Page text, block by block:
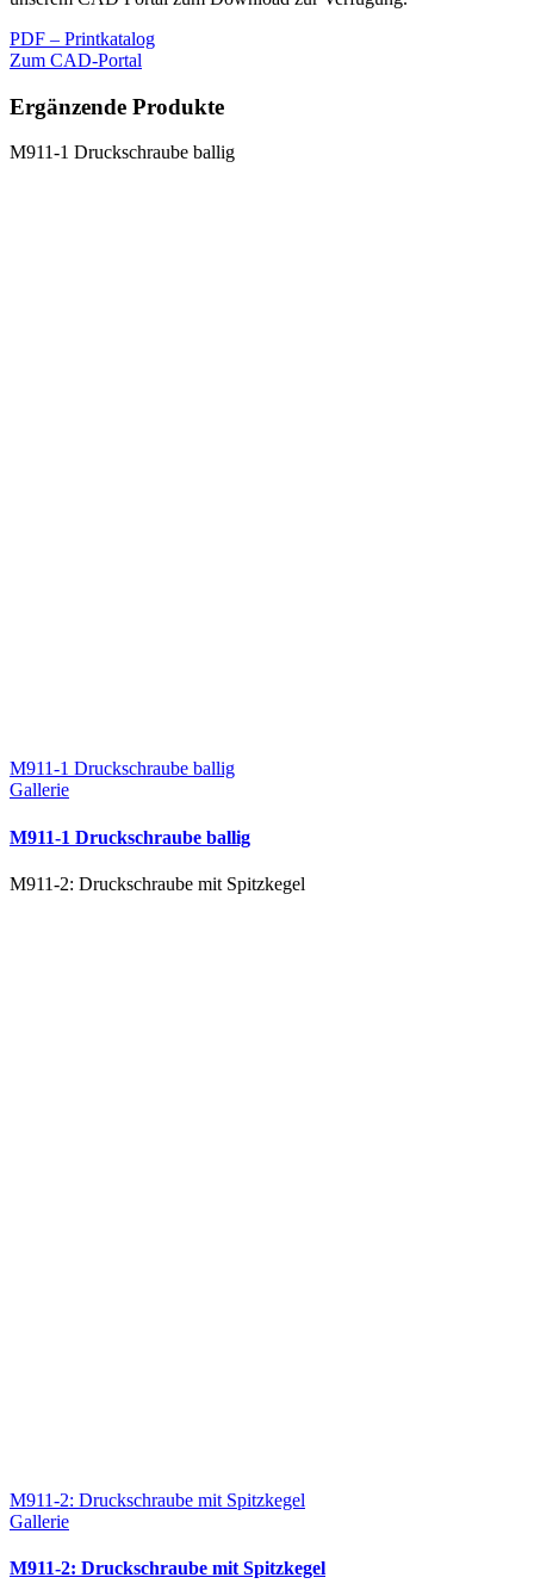
PDF – Printkatalog
Zum CAD-Portal
Ergänzende Produkte
M911-1 Druckschraube ballig
M911-1 Druckschraube ballig
Gallerie
M911-1 Druckschraube ballig
M911-2: Druckschraube mit Spitzkegel
M911-2: Druckschraube mit Spitzkegel
Gallerie
M911-2: Druckschraube mit Spitzkegel